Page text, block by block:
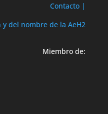
Contacto |
del nombre de la AeH2
Miembro de: